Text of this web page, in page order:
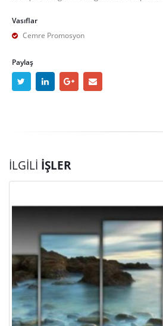
Vasıflar
Cemre Promosyon
Paylaş
İLGILI İŞLER